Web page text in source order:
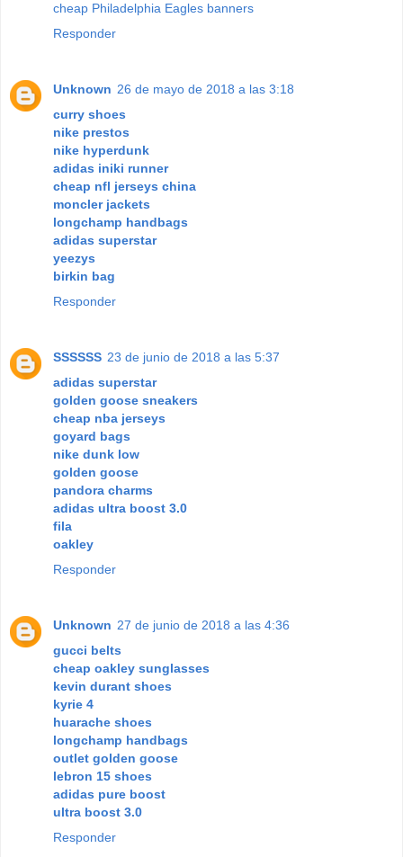
cheap Philadelphia Eagles banners
Responder
Unknown 26 de mayo de 2018 a las 3:18
curry shoes
nike prestos
nike hyperdunk
adidas iniki runner
cheap nfl jerseys china
moncler jackets
longchamp handbags
adidas superstar
yeezys
birkin bag
Responder
SSSSSS 23 de junio de 2018 a las 5:37
adidas superstar
golden goose sneakers
cheap nba jerseys
goyard bags
nike dunk low
golden goose
pandora charms
adidas ultra boost 3.0
fila
oakley
Responder
Unknown 27 de junio de 2018 a las 4:36
gucci belts
cheap oakley sunglasses
kevin durant shoes
kyrie 4
huarache shoes
longchamp handbags
outlet golden goose
lebron 15 shoes
adidas pure boost
ultra boost 3.0
Responder